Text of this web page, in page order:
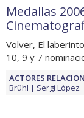
Medallas
Volver, El
10, 9 y 7
ACTORES
Brühl
Sergi López